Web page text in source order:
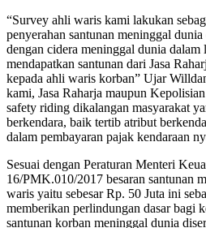
“Survey ahli waris kami lakukan
penyerahan santunan meninggal
dengan cidera meninggal dunia
mendapatkan santunan dari Jasa
kepada ahli waris korban” Ujar
kami, Jasa Raharja maupun
safety riding dikalangan masyarakat
berkendara, baik tertib atribut
dalam pembayaran pajak kendaraan
Sesuai dengan Peraturan Menteri
16/PMK.010/2017 besaran santunan
waris yaitu sebesar Rp. 50 Juta ini
memberikan perlindungan dasar bagi
santunan korban meninggal dunia